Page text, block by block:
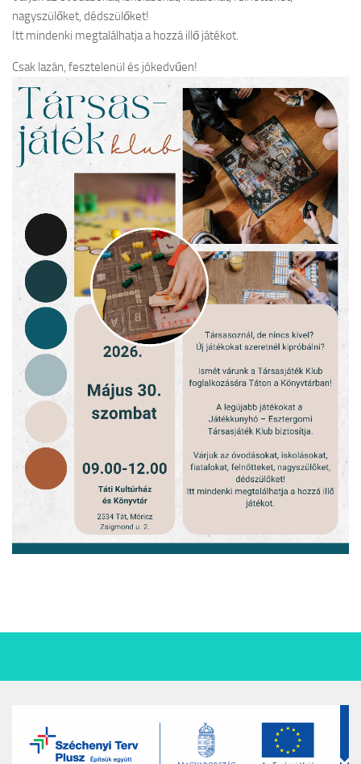
nagyszülőket, dédszülőket!
Itt mindenki megtalálhatja a hozzá illő játékot.
Csak lazán, fesztelenül és jókedvűen!